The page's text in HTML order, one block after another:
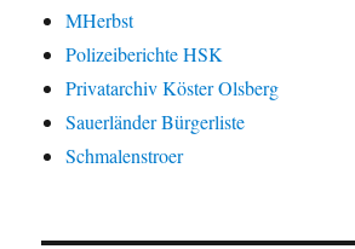
MHerbst
Polizeiberichte HSK
Privatarchiv Köster Olsberg
Sauerländer Bürgerliste
Schmalenstroer